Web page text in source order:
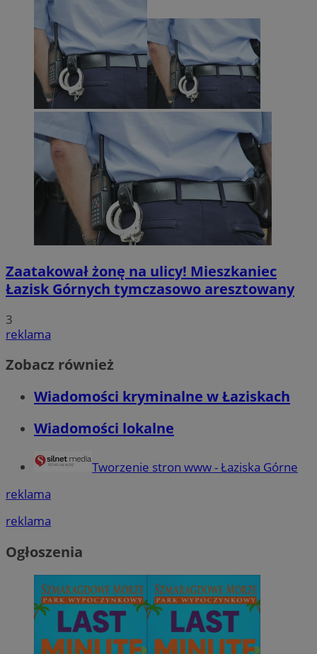
Zaatakował żonę na ulicy! Mieszkaniec
Łazisk Górnych tymczasowo aresztowany
3
reklama
Zobacz również
Wiadomości kryminalne w Łaziskach
Wiadomości lokalne
Tworzenie stron www - Łaziska Górne
reklama
reklama
Ogłoszenia